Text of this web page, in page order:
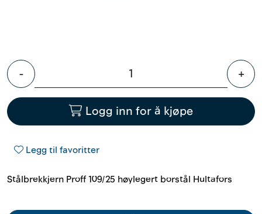
- +
Logg inn for å kjøpe
Legg til favoritter
Stålbrekkjern Proff 109/25 høylegert borstål Hultafors
Prosjekter
Kontakt